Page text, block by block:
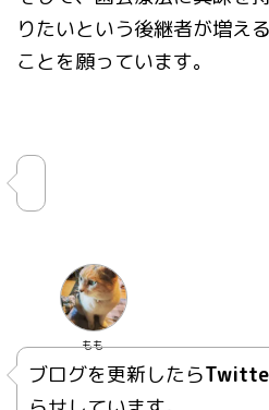
りたいという後継者が増え
ことを願っています。
もも
ブログを更新したら